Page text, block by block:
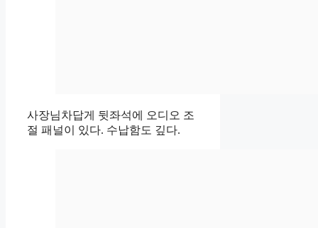
사장님차답게 뒷좌석에 오디오 조
절 패널이 있다. 수납함도 깊다.